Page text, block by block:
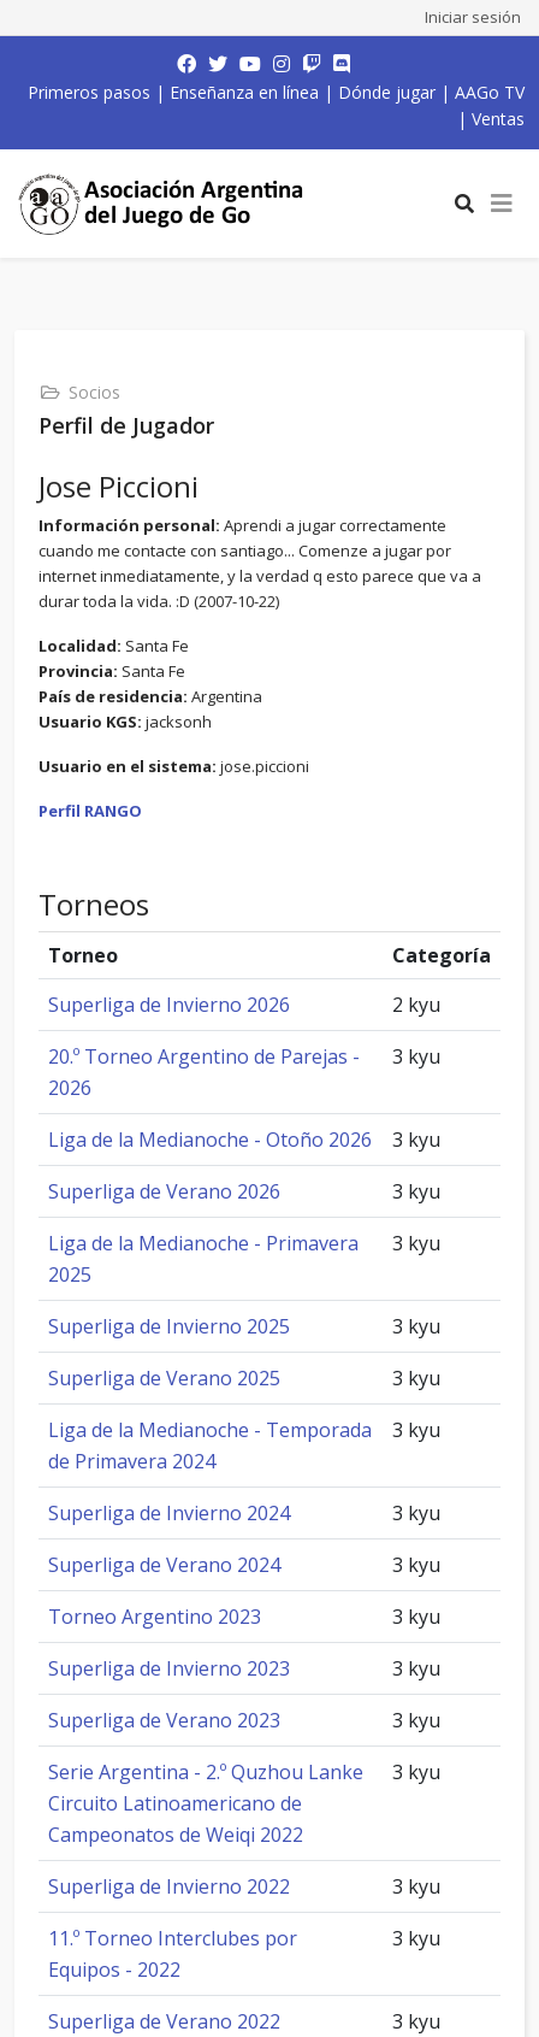
Iniciar sesión
Primeros pasos | Enseñanza en línea | Dónde jugar | AAGo TV
| Ventas
Socios
Perfil de Jugador
Jose Piccioni
Información personal: Aprendi a jugar correctamente
cuando me contacte con santiago... Comenze a jugar por
internet inmediatamente, y la verdad q esto parece que va a
durar toda la vida. :D (2007-10-22)
Localidad: Santa Fe
Provincia: Santa Fe
País de residencia: Argentina
Usuario KGS: jacksonh
Usuario en el sistema: jose.piccioni
Perfil RANGO
Torneos
Torneo
Categoría
Superliga de Invierno 2026
2 kyu
20.º Torneo Argentino de Parejas -
2026
3 kyu
Liga de la Medianoche - Otoño 2026
3 kyu
Superliga de Verano 2026
3 kyu
Liga de la Medianoche - Primavera
2025
3 kyu
Superliga de Invierno 2025
3 kyu
Superliga de Verano 2025
3 kyu
Liga de la Medianoche - Temporada
de Primavera 2024
3 kyu
Superliga de Invierno 2024
3 kyu
Superliga de Verano 2024
3 kyu
Torneo Argentino 2023
3 kyu
Superliga de Invierno 2023
3 kyu
Superliga de Verano 2023
3 kyu
Serie Argentina - 2.º Quzhou Lanke
Circuito Latinoamericano de
Campeonatos de Weiqi 2022
3 kyu
Superliga de Invierno 2022
3 kyu
11.º Torneo Interclubes por
Equipos - 2022
3 kyu
Superliga de Verano 2022
3 kyu